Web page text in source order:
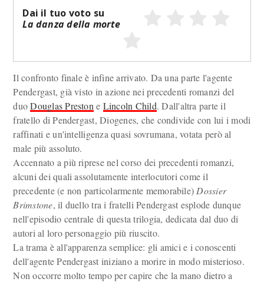
Dai il tuo voto su
La danza della morte
Il confronto finale è infine arrivato. Da una parte l'agente
Pendergast, già visto in azione nei precedenti romanzi del
duoDouglas Preston e Lincoln Child. Dall'altra parte il
fratello di Pendergast, Diogenes, che condivide con lui i modi
raffinati e un'intelligenza quasi sovrumana, votata però al
male più assoluto.
Accennato a più riprese nel corso dei precedenti romanzi,
alcuni dei quali assolutamente interlocutori come il
precedente (e non particolarmente memorabile) Dossier
Brimstone, il duello tra i fratelli Pendergast esplode dunque
nell'episodio centrale di questa trilogia, dedicata dal duo di
autori al loro personaggio più riuscito.
La trama è all'apparenza semplice: gli amici e i conoscenti
dell'agente Pendergast iniziano a morire in modo misterioso.
Non occorre molto tempo per capire che la mano dietro a